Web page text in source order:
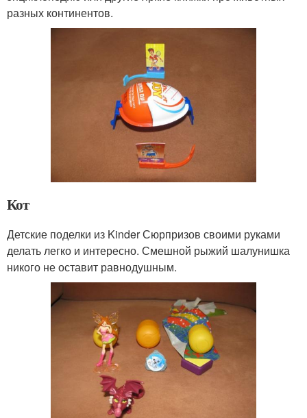
разных континентов.
Кот
Детские поделки из Kinder Сюрпризов своими руками
делать легко и интересно. Смешной рыжий шалунишка
никого не оставит равнодушным.